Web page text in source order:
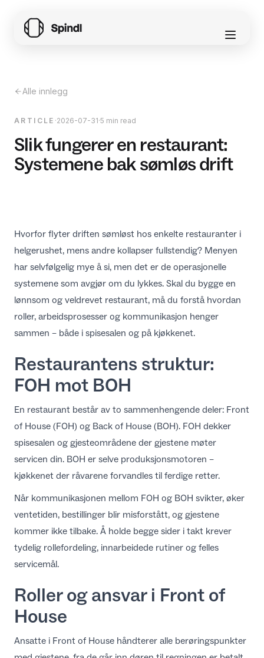
Alle innlegg
ARTICLE ·2026-07-31·5 min read
Slik fungerer en restaurant:
Systemene bak sømløs drift
Hvorfor flyter driften sømløst hos enkelte restauranter i
helgerushet, mens andre kollapser fullstendig? Menyen
har selvfølgelig mye å si, men det er de operasjonelle
systemene som avgjør om du lykkes. Skal du bygge en
lønnsom og veldrevet restaurant, må du forstå hvordan
roller, arbeidsprosesser og kommunikasjon henger
sammen – både i spisesalen og på kjøkkenet.
Restaurantens struktur:
FOH mot BOH
En restaurant består av to sammenhengende deler: Front
of House (FOH) og Back of House (BOH). FOH dekker
spisesalen og gjesteområdene der gjestene møter
servicen din. BOH er selve produksjonsmotoren –
kjøkkenet der råvarene forvandles til ferdige retter.
Når kommunikasjonen mellom FOH og BOH svikter, øker
ventetiden, bestillinger blir misforstått, og gjestene
kommer ikke tilbake. Å holde begge sider i takt krever
tydelig rollefordeling, innarbeidede rutiner og felles
servicemål.
Roller og ansvar i Front of
House
Ansatte i Front of House håndterer alle berøringspunkter